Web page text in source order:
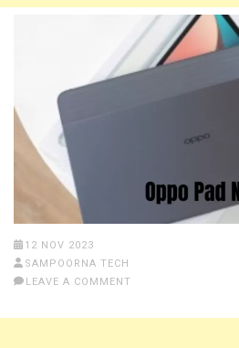
12 NOV 2023
SAMPOORNA TECH
LEAVE A COMMENT